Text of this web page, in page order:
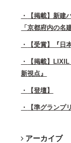
【掲載】新建
「京都府内の名
【受賞】『日
【掲載】
新視点』
【登壇】
【準グラン
アーカイブ